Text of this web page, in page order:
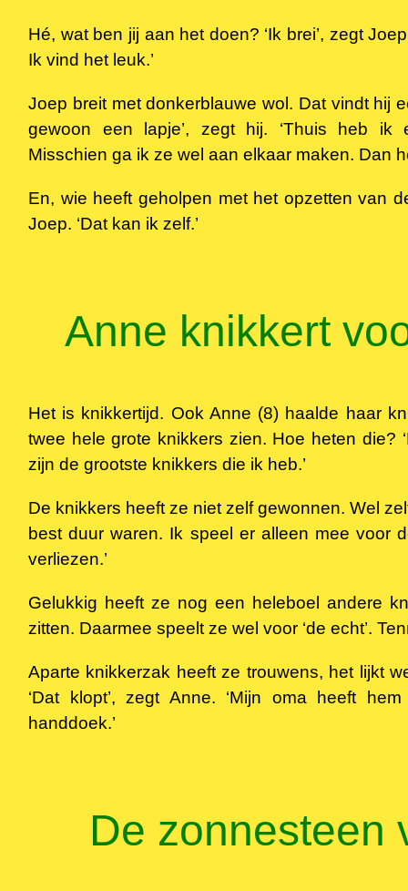
Hé, wat ben jij aan het doen? ‘Ik brei’, zegt
Ik vind het leuk.’
Joep breit met donkerblauwe wol. Dat vindt hij
gewoon een lapje’, zegt hij. ‘Thuis heb
Misschien ga ik ze wel aan elkaar maken. Dan
En, wie heeft geholpen met het opzetten van
Joep. ‘Dat kan ik zelf.’
Anne knikkert
Het is knikkertijd. Ook Anne (8) haalde haar
twee hele grote knikkers zien. Hoe heten die?
zijn de grootste knikkers die ik heb.’
De knikkers heeft ze niet zelf gewonnen. Wel
best duur waren. Ik speel er alleen mee voor
verliezen.’
Gelukkig heeft ze nog een heleboel andere
zitten. Daarmee speelt ze wel voor ‘de echt’.
Aparte knikkerzak heeft ze trouwens, het lijkt
‘Dat klopt’, zegt Anne. ‘Mijn oma heeft
handdoek.’
De zonnesteen